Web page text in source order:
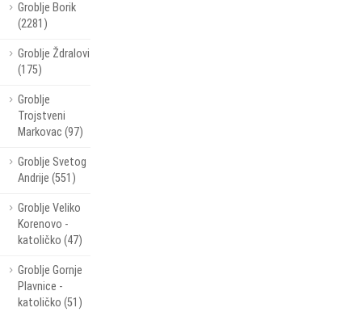
Groblje Borik
(2281)
Groblje Ždralovi
(175)
Groblje
Trojstveni
Markovac (97)
Groblje Svetog
Andrije (551)
Groblje Veliko
Korenovo -
katoličko (47)
Groblje Gornje
Plavnice -
katoličko (51)